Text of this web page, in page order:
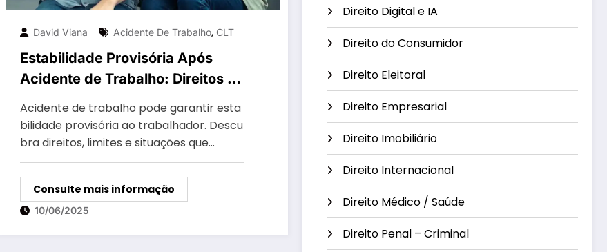
David Viana Acidente De Trabalho, CLT
Estabilidade Provisória Após
Acidente de Trabalho: Direitos e
Limites
Acidente de trabalho pode garantir esta
bilidade provisória ao trabalhador. Descu
bra direitos, limites e situações que…
Consulte mais informação
10/06/2025
Direito Digital e IA
Direito do Consumidor
Direito Eleitoral
Direito Empresarial
Direito Imobiliário
Direito Internacional
Direito Médico / Saúde
Direito Penal – Criminal